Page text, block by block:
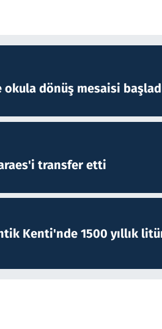
dönüş mesaisi
transfer etti
Kenti'nde 1500 yıllık